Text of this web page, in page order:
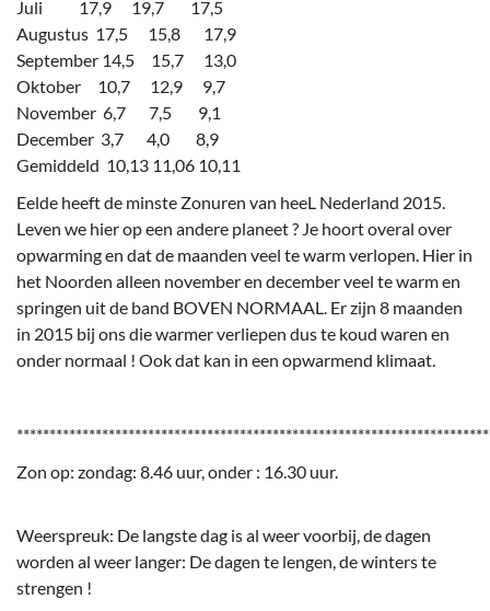
Juli 17,9 19,7 17,5
Augustus 17,5 15,8 17,9
September 14,5 15,7 13,0
Oktober 10,7 12,9 9,7
November 6,7 7,5 9,1
December 3,7 4,0 8,9
Gemiddeld 10,13 11,06 10,11
Eelde heeft de minste Zonuren van heeL Nederland 2015.
Leven we hier op een andere planeet ? Je hoort overal over
opwarming en dat de maanden veel te warm verlopen. Hier in
het Noorden alleen november en december veel te warm en
springen uit de band BOVEN NORMAAL. Er zijn 8 maanden
in 2015 bij ons die warmer verliepen dus te koud waren en
onder normaal ! Ook dat kan in een opwarmend klimaat.
Zon op: zondag: 8.46 uur, onder : 16.30 uur.
Weerspreuk: De langste dag is al weer voorbij, de dagen
worden al weer langer: De dagen te lengen, de winters te
strengen !